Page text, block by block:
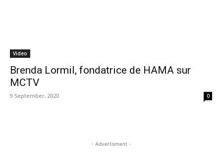
Video
Brenda Lormil, fondatrice de HAMA sur
MCTV
9 September, 2020 0
- Advertisment -